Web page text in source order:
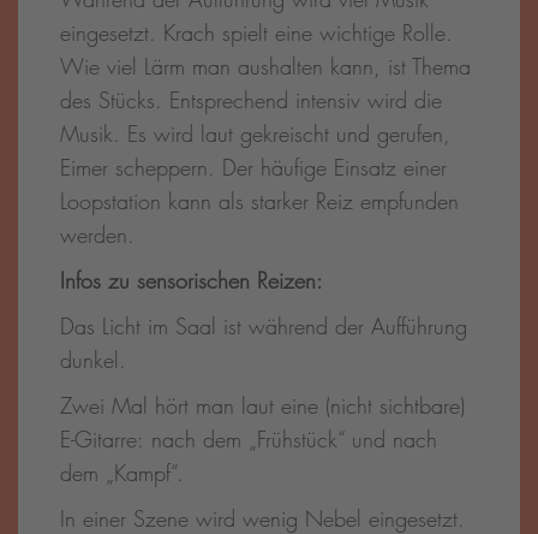
eingesetzt. Krach spielt eine wichtige Rolle.
Wie viel Lärm man aushalten kann, ist Thema
des Stücks. Entsprechend intensiv wird die
Musik. Es wird laut gekreischt und gerufen,
Eimer scheppern. Der häufige Einsatz einer
Loopstation kann als starker Reiz empfunden
werden.
Infos zu sensorischen Reizen:
Das Licht im Saal ist während der Aufführung
dunkel.
Zwei Mal hört man laut eine (nicht sichtbare)
E-Gitarre: nach dem „Frühstück“ und nach
dem „Kampf“.
In einer Szene wird wenig Nebel eingesetzt.